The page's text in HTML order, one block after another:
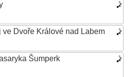
Dvoře Králové nad Labem
Šumperk